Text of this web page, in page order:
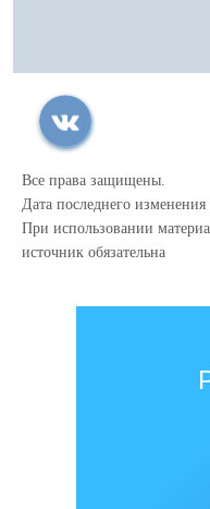
Все права защищены.
Дата последнего
При использовании
источник обязательна